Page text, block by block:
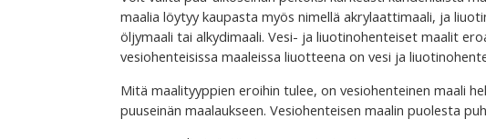
maalia löytyy kaupasta myös nimellä akrylaattimaali, ja
öljymaali tai alkydimaali. Vesi- ja liuotinohenteiset maalit
vesiohenteisissa maaleissa liuotteena on vesi ja
Mitä maalityyppien eroihin tulee, on vesiohenteinen maali
puuseinän maalaukseen. Vesiohenteisen maalin puolesta